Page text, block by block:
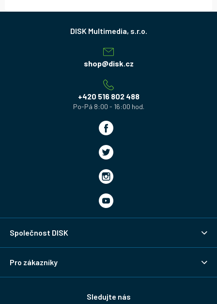
shop@disk.cz
+420 516 802 488
Společnost DISK
Pro zákazníky
Sledujte nás